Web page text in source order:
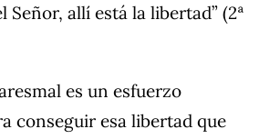
Señor, allí está la libertad” (2ª
es un esfuerzo
conseguir esa libertad que